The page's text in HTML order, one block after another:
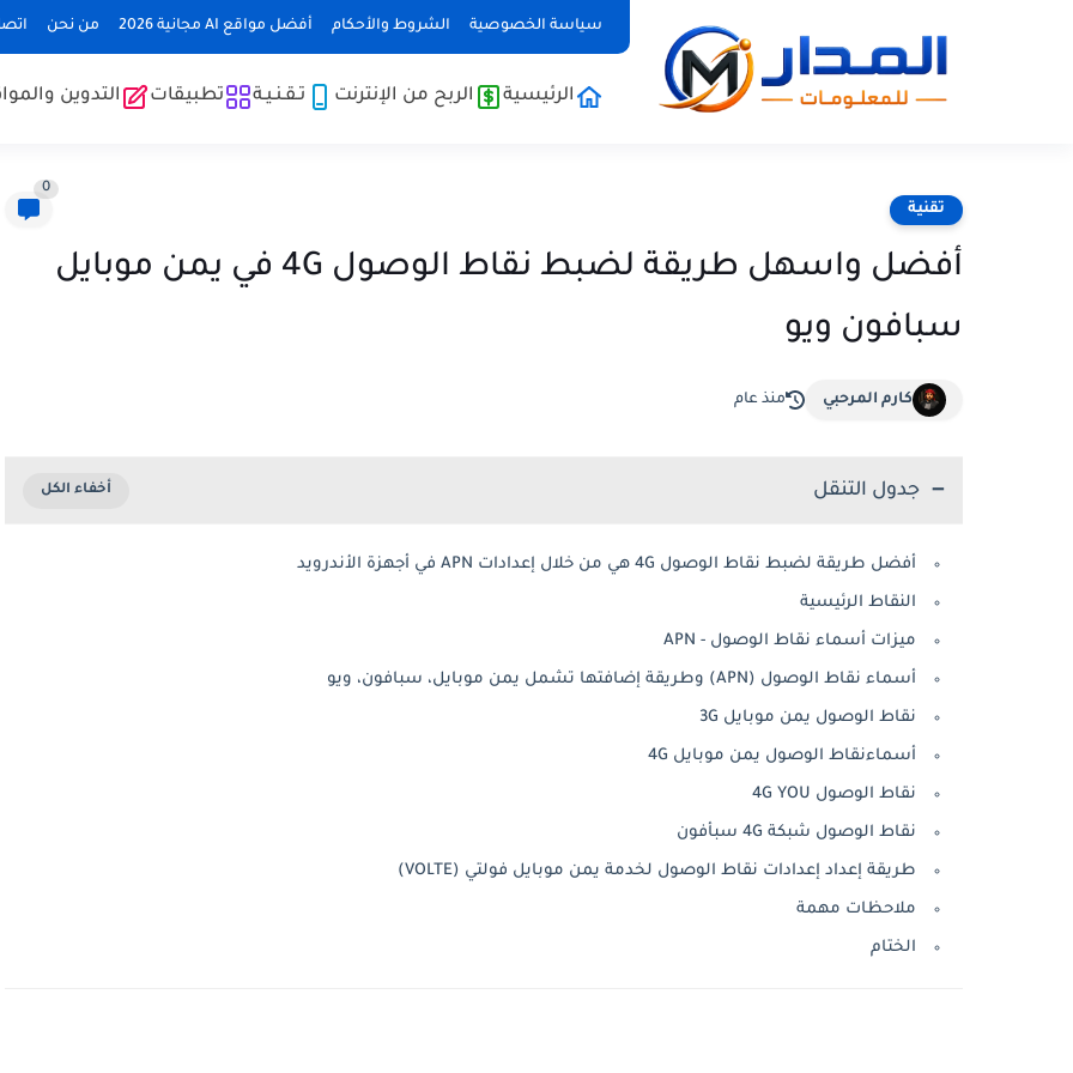
سياسة الخصوصية الشروط والأحكام أفضل مواقع AI مجانية 2026 من نحن
الرئيسية الربح من الإنترنت تـقـنـيـة تطبيقات التدوين
تقنية
0
أفضل واسهل طريقة لضبط نقاط الوصول 4G في يمن موبايل
سبافون ويو
كارم المرحبي منذ عام
جدول التنقل
أفضل طريقة لضبط نقاط الوصول 4G هي من خلال إعدادات APN في أجهزة الأندرويد
النقاط الرئيسية
ميزات أسماء نقاط الوصول - APN
أسماء نقاط الوصول (APN) وطريقة إضافتها تشمل يمن موبايل، سبافون، ويو
نقاط الوصول يمن موبايل 3G
أسماءنقاط الوصول يمن موبايل 4G
نقاط الوصول 4G YOU
نقاط الوصول شبكة 4G سبأفون
طريقة إعداد إعدادات نقاط الوصول لخدمة يمن موبايل فولتي (VOLTE)
ملاحظات مهمة
الختام